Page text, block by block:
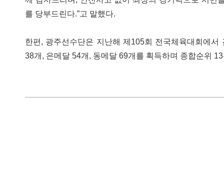
를 당부드린다.”고 말했다.
한편, 광주선수단은 지난해 제105회 전국체육대회에
38개, 은메달 54개, 동메달 69개를 획득하며 종합순위